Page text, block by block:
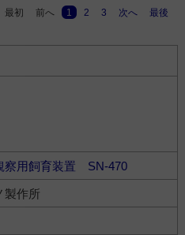
最初 前へ 1 2 3 次へ 最後
察用飼育装置 SN-470
製作所